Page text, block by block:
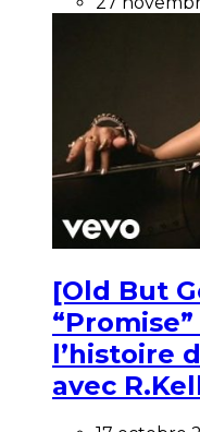
[Old But
l’histoire
avec